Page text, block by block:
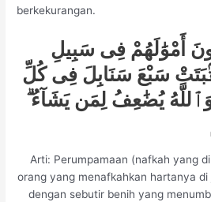
berkekurangan.
أَمْوَٰلَهُمْ فِى سَبِيلِ
سَبْعَ سَنَابِلَ فِى كُلِّ
وَٱللَّهُ يُضَٰعِفُ لِمَن يَشَآءُ
Arti: Perumpamaan (nafkah yang
orang yang menafkahkan hartanya di
dengan sebutir benih yang